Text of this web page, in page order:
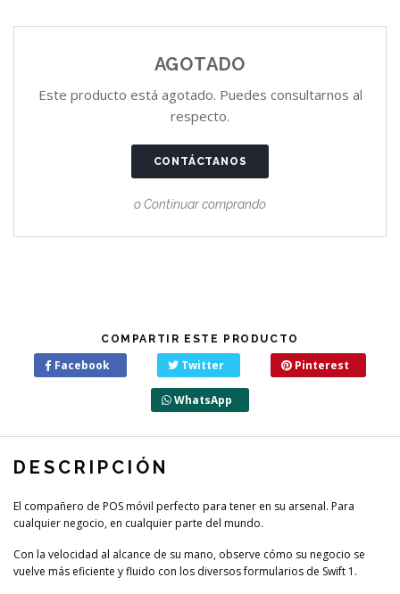
AGOTADO
Este producto está agotado. Puedes consultarnos al
respecto.
CONTÁCTANOS
o Continuar comprando
COMPARTIR ESTE PRODUCTO
Facebook Twitter Pinterest
WhatsApp
DESCRIPCIÓN
El compañero de POS móvil perfecto para tener en su arsenal. Para
cualquier negocio, en cualquier parte del mundo.
Con la velocidad al alcance de su mano, observe cómo su negocio se
vuelve más eficiente y fluido con los diversos formularios de Swift 1.